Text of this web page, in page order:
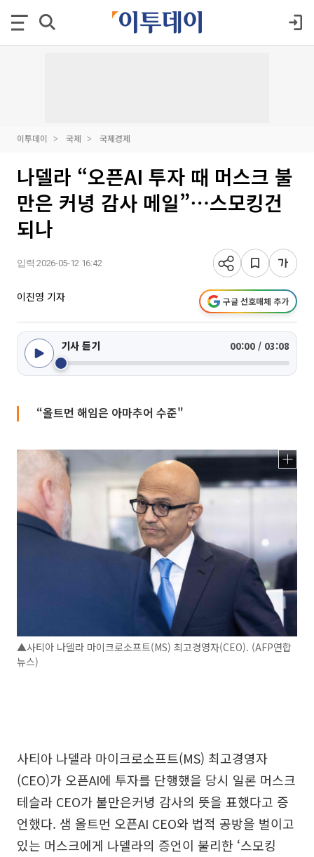
이투데이 국제 국제경제
나델라 “오픈AI 투자 때 머스크 불
만은 커녕 감사 메일”⋯스모킹건
되나
입력 2026-05-12 16:42
이진영 기자 구글 선호매체 추가
기사 듣기 00:00 / 03:08
“올트먼 해임은 아마추어 수준"
▲사티아 나델라 마이크로소프트(MS) 최고경영자(CEO). (AFP연합
뉴스)
사티아 나델라 마이크로소프트(MS) 최고경영자
(CEO)가 오픈AI에 투자를 단행했을 당시 일론 머스크
테슬라 CEO가 불만은커녕 감사의 뜻을 표했다고 증
언했다. 샘 올트먼 오픈AI CEO와 법적 공방을 벌이고
있는 머스크에게 나델라의 증언이 불리한 ‘스모킹